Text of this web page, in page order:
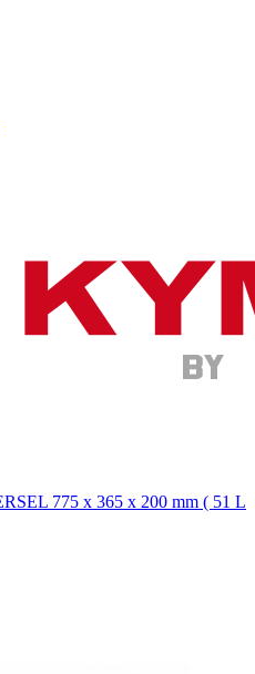
775 x 365 x 200 mm ( 51 L